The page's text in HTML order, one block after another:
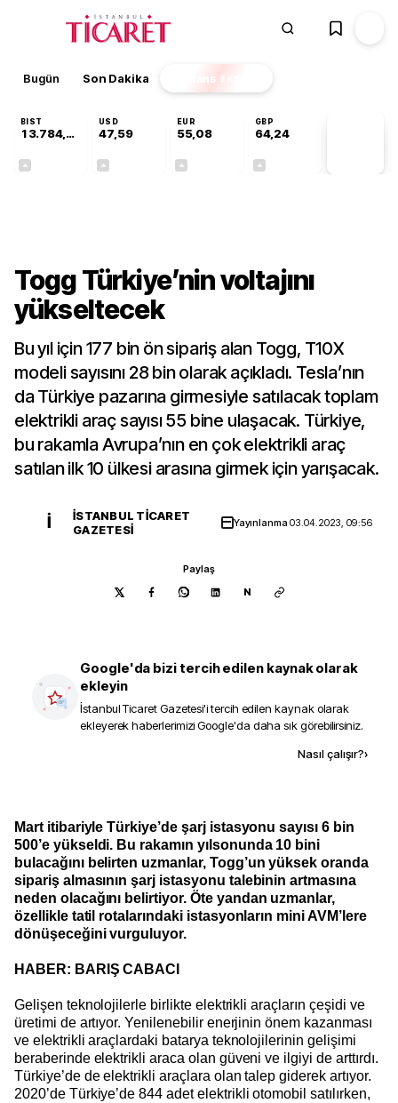
Bugün Son Dakika Finans EKSTRA
BIST
13.784,87
USD
47,59
EUR
55,08
GBP
64,24
Togg Türkiye’nin voltajını
yükseltecek
Bu yıl için 177 bin ön sipariş alan Togg, T10X
modeli sayısını 28 bin olarak açıkladı. Tesla’nın
da Türkiye pazarına girmesiyle satılacak toplam
elektrikli araç sayısı 55 bine ulaşacak. Türkiye,
bu rakamla Avrupa’nın en çok elektrikli araç
satılan ilk 10 ülkesi arasına girmek için yarışacak.
İ
İSTANBUL TICARET
GAZETESI
Yayınlanma03.04.2023, 09:56
Paylaş
N
Google'da bizi tercih edilen kaynak olarak
ekleyin
İstanbul Ticaret Gazetesi'i tercih edilen kaynak olarak
ekleyerek haberlerimizi Google'da daha sık görebilirsiniz.
Nasıl çalışır?›
Mart itibariyle Türkiye’de şarj istasyonu sayısı 6 bin
500’e yükseldi. Bu rakamın yılsonunda 10 bini
bulacağını belirten uzmanlar, Togg’un yüksek oranda
sipariş almasının şarj istasyonu talebinin artmasına
neden olacağını belirtiyor. Öte yandan uzmanlar,
özellikle tatil rotalarındaki istasyonların mini AVM’lere
dönüşeceğini vurguluyor.
HABER: BARIŞ CABACI
Gelişen teknolojilerle birlikte elektrikli araçların çeşidi ve
üretimi de artıyor. Yenilenebilir enerjinin önem kazanması
ve elektrikli araçlardaki batarya teknolojilerinin gelişimi
beraberinde elektrikli araca olan güveni ve ilgiyi de arttırdı.
Türkiye’de de elektrikli araçlara olan talep giderek artıyor.
2020’de Türkiye’de 844 adet elektrikli otomobil satılırken,